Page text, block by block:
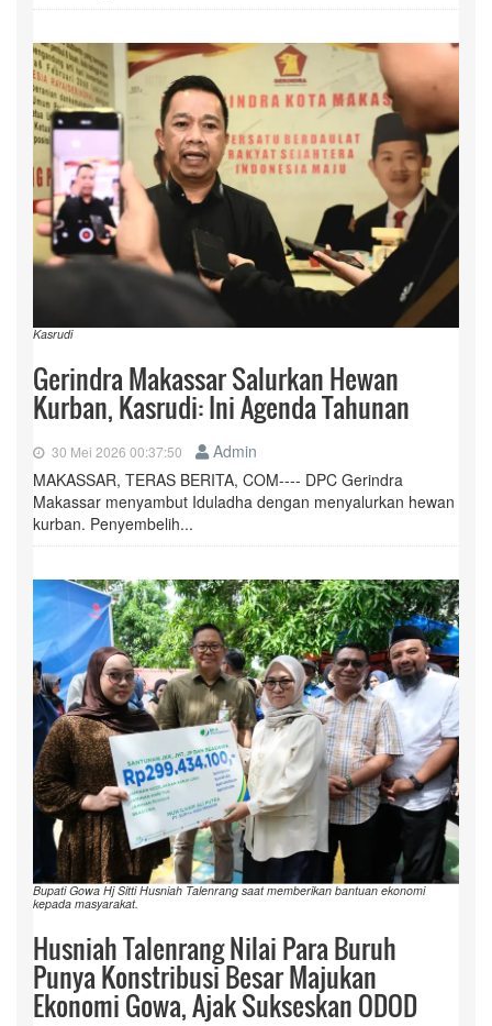
Kasrudi
Gerindra Makassar Salurkan Hewan
Kurban, Kasrudi: Ini Agenda Tahunan
30 Mei 2026 00:37:50
Admin
MAKASSAR, TERAS BERITA, COM---- DPC Gerindra
Makassar menyambut Iduladha dengan menyalurkan hewan
kurban. Penyembelih...
Bupati Gowa Hj Sitti Husniah Talenrang saat memberikan bantuan ekonomi
kepada masyarakat.
Husniah Talenrang Nilai Para Buruh
Punya Konstribusi Besar Majukan
Ekonomi Gowa, Ajak Sukseskan ODOD